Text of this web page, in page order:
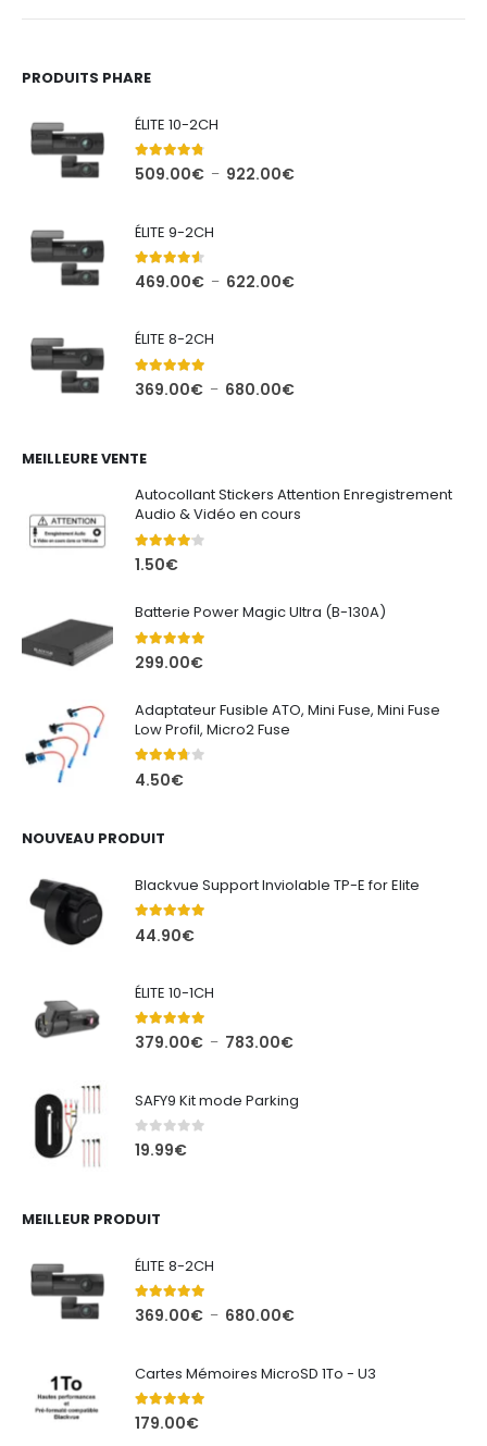
PRODUITS PHARE
ÉLITE 10-2CH
4.71out of 5
509.00€ – 922.00€Plage
922.00€
ÉLITE 9-2CH
4.44out of 5
469.00€ – 622.00€Plage
622.00€
ÉLITE 8-2CH
5.00out of 5
369.00€ – 680.00€Plage
680.00€
MEILLEURE VENTE
Autocollant Stickers Attention Enregistrement
Audio & Vidéo en cours
4.00out of 5
1.50€
Batterie Power Magic Ultra (B-130A)
5.00out of 5
299.00€
Adaptateur Fusible ATO, Mini Fuse, Mini Fuse
Low Profil, Micro2 Fuse
3.67out of 5
4.50€
NOUVEAU PRODUIT
Blackvue Support Inviolable TP-E for Elite
5.00out of 5
44.90€
ÉLITE 10-1CH
5.00out of 5
379.00€ – 783.00€Plage
379.00€
SAFY9 Kit mode Parking
0out of 5
19.99€
MEILLEUR PRODUIT
ÉLITE 8-2CH
5.00out of 5
369.00€ – 680.00€Plage
369.00€
Cartes Mémoires MicroSD 1To - U3
5.00 out of 5
179.00€